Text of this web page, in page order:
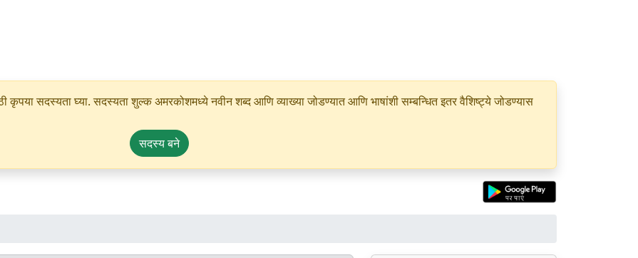
सदस्यता घ्या. सदस्यता शुल्क अमरकोशमध्ये नवीन शब्द आणि व्याख्या जोडण्यात आणि भाषांशी सम्बन्धित इतर वैशिष्ट्ये जोडण्यास
सदस्य बने